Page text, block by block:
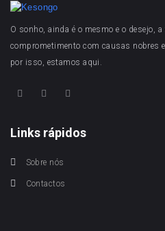
O sonho, ainda é o mesmo e o desejo,
comprometimento com causas nobres
por isso, estamos aqui.
Links rápidos
Sobre nós
Contactos